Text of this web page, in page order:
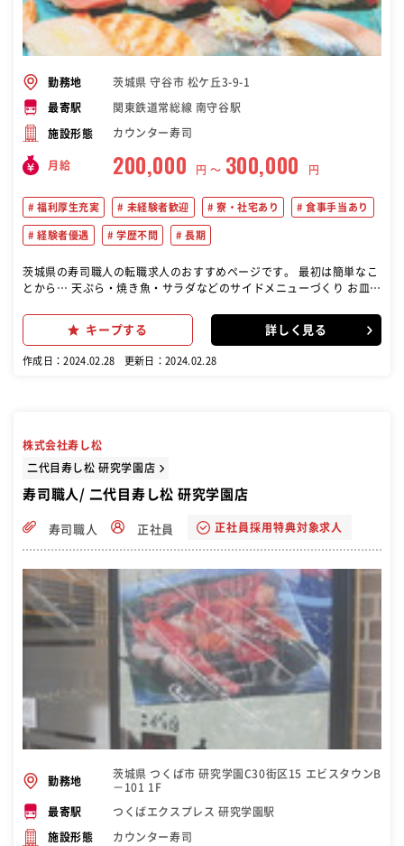
勤務地 茨城県 守谷市 松ケ丘3-9-1
最寄駅 関東鉄道常総線 南守谷駅
施設形態 カウンター寿司
月給 200,000 円 〜 300,000 円
福利厚生充実 未経験者歓迎 寮・社宅あり 食事手当あり
経験者優遇 学歴不問 長期
茨城県の寿司職人の転職求人のおすすめページです。 最初は簡単なこ
とから… 天ぷら・焼き魚・サラダなどのサイドメニューづくり お皿洗
けるように 笹切り、仕込み、巻物、にぎりなどの社内検定や、 研修な
どでサポートしていきます! 運転免許をお持ちの方は… バイク・車・
キープする 詳しく見る
作成日：2024.02.28 更新日：2024.02.28
株式会社寿し松
二代目寿し松 研究学園店
寿司職人/ 二代目寿し松 研究学園店
寿司職人 正社員 正社員採用特典対象求人
勤務地
茨城県 つくば市 研究学園C30街区15 エビスタウンB
－101 1F
最寄駅 つくばエクスプレス 研究学園駅
施設形態 カウンター寿司